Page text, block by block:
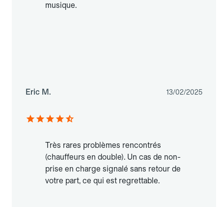
musique.
Eric M. 13/02/2025
Très rares problèmes rencontrés
(chauffeurs en double). Un cas de non-
prise en charge signalé sans retour de
votre part, ce qui est regrettable.